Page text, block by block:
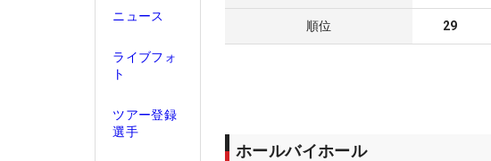
ニュース
ライブフォ
ト
ツアー登録
選手
順位 29
ホールバイホール